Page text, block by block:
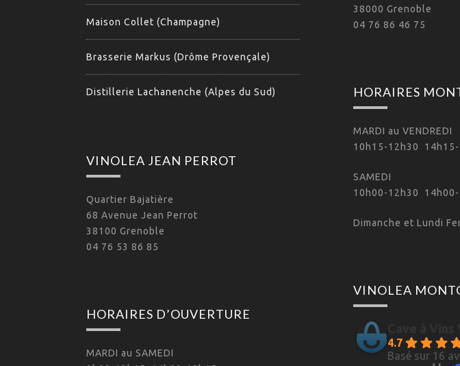
Maison Collet (Champagne)
Brasserie Markus (Drôme Provençale)
Distillerie Lachanenche (Alpes du Sud)
VINOLEA JEAN PERROT
Quartier Bajatière
68 Avenue Jean Perrot
38100 Grenoble
04 76 53 86 85
HORAIRES D’OUVERTURE
MARDI au SAMEDI
38000 Grenoble
04 76 86 46 75
HORAIRES
MARDI au VENDREDI
10h15-12h30 14h15-
SAMEDI
10h00-12h30 14h00-
Dimanche et Lundi
VINOLEA
4.7
Basé sur 16